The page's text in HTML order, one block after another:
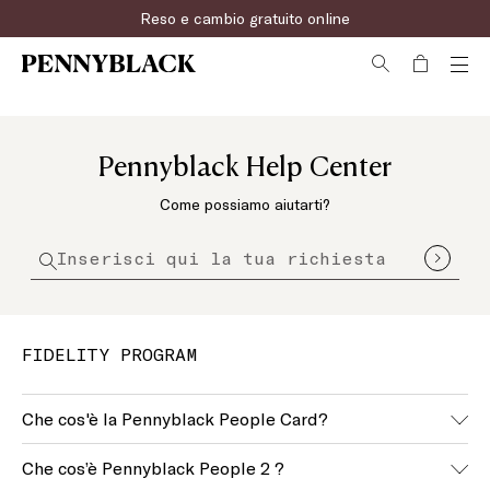
Reso e cambio gratuito online
Pennyblack Help Center
Come possiamo aiutarti?
FIDELITY PROGRAM
Che cos'è la Pennyblack People Card?
Fedeltà Pennyblack People 2 : per ogni ordine
Che cos’è Pennyblack People 2 ?